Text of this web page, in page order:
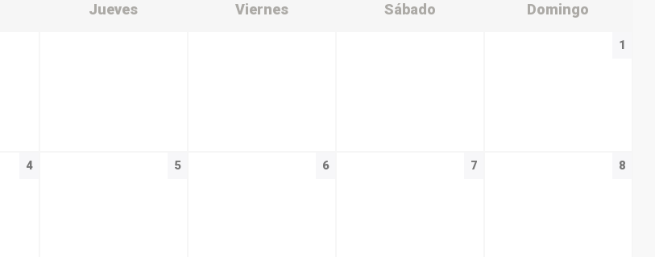
Jueves Viernes Sábado Domingo
1
4 5 6 7 8